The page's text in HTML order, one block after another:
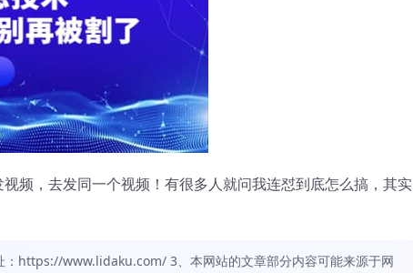
频，去发同一个视频！有很多人就问我连怼到底怎么搞，其实
：https://www.lidaku.com/ 3、本网站的文章部分内容可能来源于网